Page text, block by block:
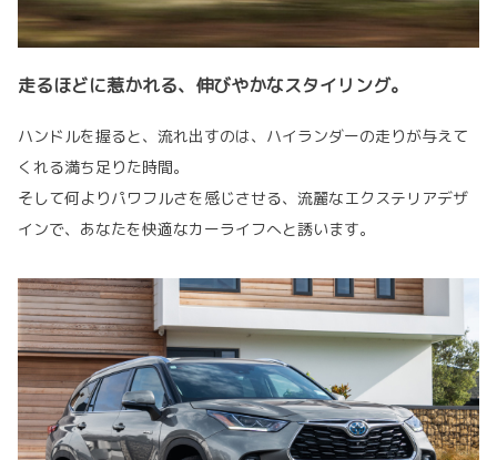
走るほどに惹かれる、伸びやかなスタイリング。
ハンドルを握ると、流れ出すのは、ハイランダーの走りが与えて
くれる満ち足りた時間。
そして何よりパワフルさを感じさせる、流麗なエクステリアデザ
インで、あなたを快適なカーライフへと誘います。